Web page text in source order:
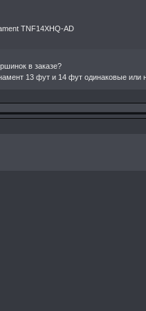
TNF14XHQ-AD
в заказе?
13 фут и 14 фут одинаковые или